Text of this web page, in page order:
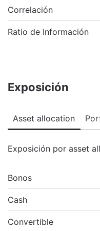
Correlación
Ratio de Información
Exposición
Asset allocation
Exposición por asset
Bonos
Cash
Convertible